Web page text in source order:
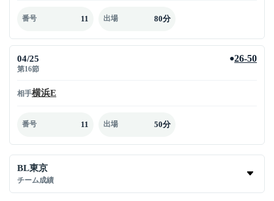
番号 11 出場 80分
04/25
第16節
●26-50
相手横浜E
番号 11 出場 50分
BL東京
チーム成績